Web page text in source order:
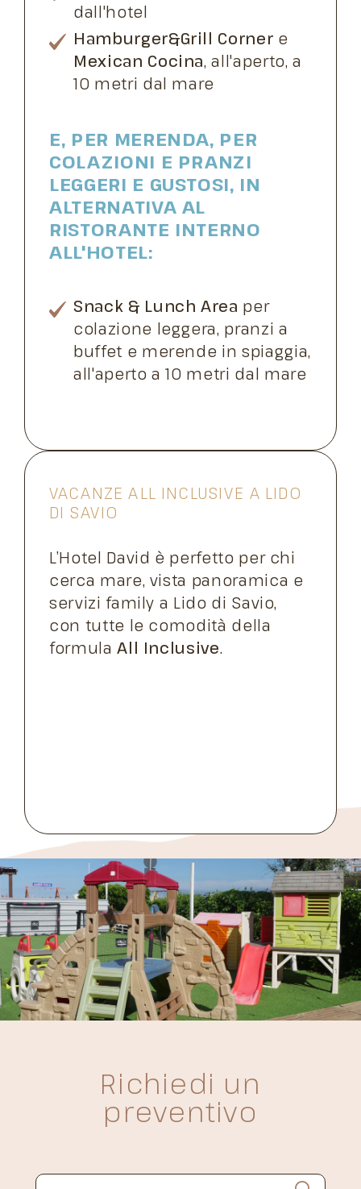
dall'hotel
Hamburger&Grill Corner e
Mexican Cocina, all'aperto, a
10 metri dal mare
E, PER MERENDA, PER
COLAZIONI E PRANZI
LEGGERI E GUSTOSI, IN
ALTERNATIVA AL
RISTORANTE INTERNO
ALL'HOTEL:
Snack & Lunch Area per
colazione leggera, pranzi a
buffet e merende in spiaggia,
all'aperto a 10 metri dal mare
VACANZE ALL INCLUSIVE A LIDO
DI SAVIO
L’Hotel David è perfetto per chi
cerca mare, vista panoramica e
servizi family a Lido di Savio,
con tutte le comodità della
formulaAll Inclusive.
Richiedi un
preventivo